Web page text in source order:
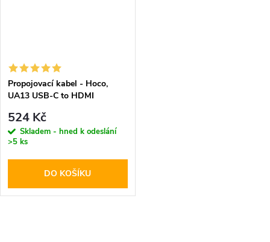
Propojovací kabel - Hoco,
UA13 USB-C to HDMI
524 Kč
Skladem - hned k odeslání
>5 ks
DO KOŠÍKU